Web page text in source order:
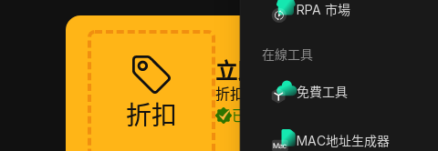
RPA 市場
在線工具
免費工具
MAC地址生成器
折扣
立即領取 711Proxy 折扣
折扣即將推出，請耐心等待
已驗證